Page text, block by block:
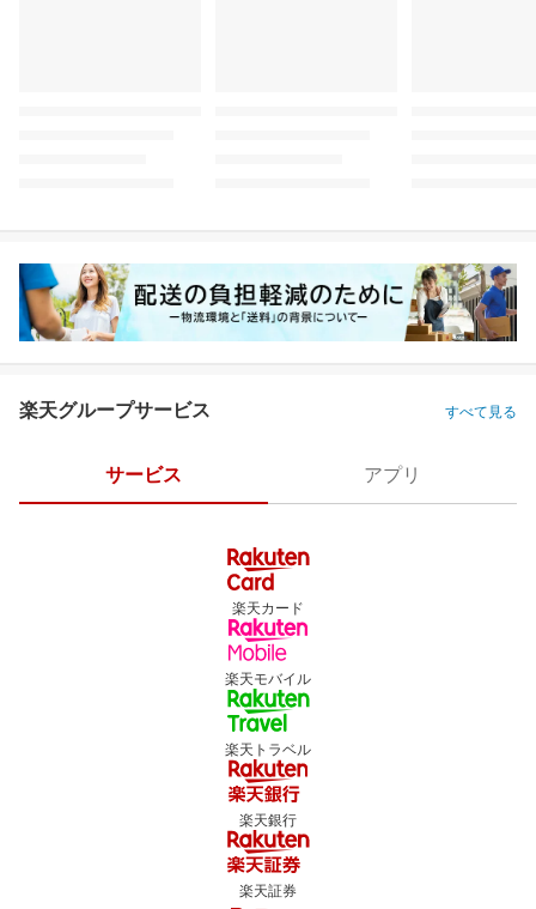
楽天グループサービス すべて見る
サービス アプリ
楽天カード
楽天モバイル
楽天トラベル
楽天銀行
楽天証券